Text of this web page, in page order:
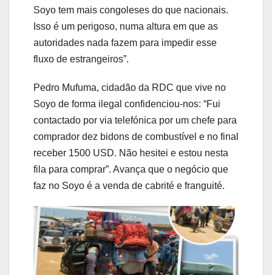
Soyo tem mais congoleses do que nacionais.
Isso é um perigoso, numa altura em que as
autoridades nada fazem para impedir esse
fluxo de estrangeiros”.
Pedro Mufuma, cidadão da RDC que vive no
Soyo de forma ilegal confidenciou-nos: “Fui
contactado por via telefónica por um chefe para
comprador dez bidons de combustível e no final
receber 1500 USD. Não hesitei e estou nesta
fila para comprar”. Avança que o negócio que
faz no Soyo é a venda de cabrité e franguité.